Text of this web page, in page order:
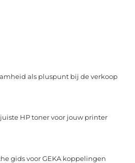
als pluspunt bij de verkoop
juiste HP toner voor jouw printer
gids voor GEKA koppelingen